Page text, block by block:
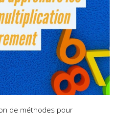
de méthodes pour